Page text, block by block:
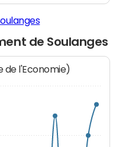
de Soulanges
de l'Economie)